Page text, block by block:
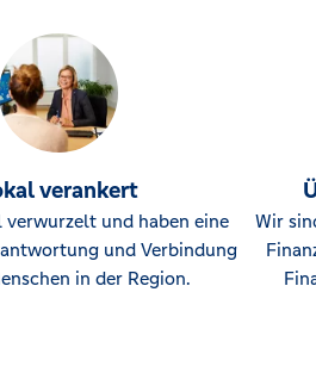
verankert
und haben eine
und Verbindung
in der Region.
Wir